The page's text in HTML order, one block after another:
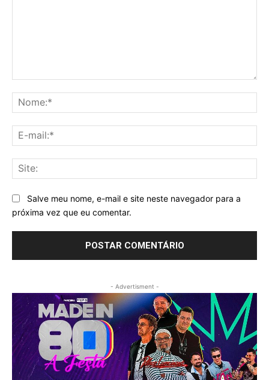
Salve meu nome, e-mail e site neste navegador para a
próxima vez que eu comentar.
- Advertisment -